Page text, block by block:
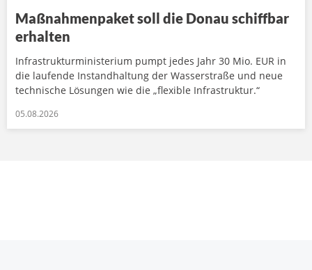
Maßnahmenpaket soll die Donau schiffbar
erhalten
Infrastrukturministerium pumpt jedes Jahr 30 Mio. EUR in
die laufende Instandhaltung der Wasserstraße und neue
technische Lösungen wie die „flexible Infrastruktur.“
05.08.2026